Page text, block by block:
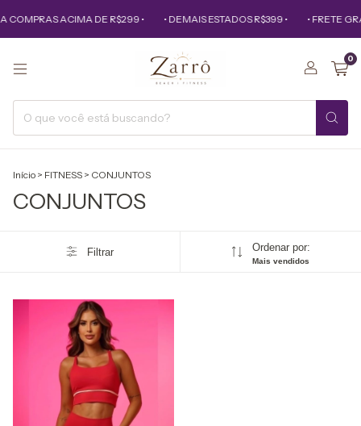
COMPRAS ACIMA DE R$299 • • DEMAIS ESTADOS R$399 • • FRETE
0
Início > FITNESS > CONJUNTOS
CONJUNTOS
Filtrar Ordenar por:
Mais vendidos